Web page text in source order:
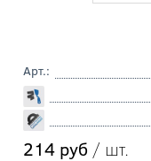
Арт.:
214 руб / шт.